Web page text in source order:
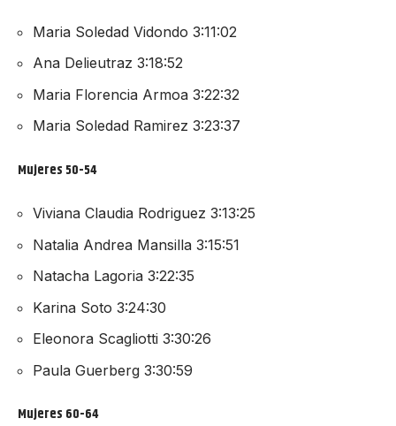
Maria Soledad Vidondo 3:11:02
Ana Delieutraz 3:18:52
Maria Florencia Armoa 3:22:32
Maria Soledad Ramirez 3:23:37
Mujeres 50-54
Viviana Claudia Rodriguez 3:13:25
Natalia Andrea Mansilla 3:15:51
Natacha Lagoria 3:22:35
Karina Soto 3:24:30
Eleonora Scagliotti 3:30:26
Paula Guerberg 3:30:59
Mujeres 60-64